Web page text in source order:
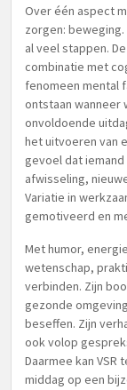
Over één aspect
zorgen:
al veel stappen.
combinatie met
fenomeen mental
ontstaan wanneer
onvoldoende
het uitvoeren van
gevoel dat
afwisseling,
Variatie in
gemotiveerd en
Met humor,
wetenschap,
verbinden. Zijn
gezonde
beseffen. Zijn
ook volop
Daarmee kan
middag op een